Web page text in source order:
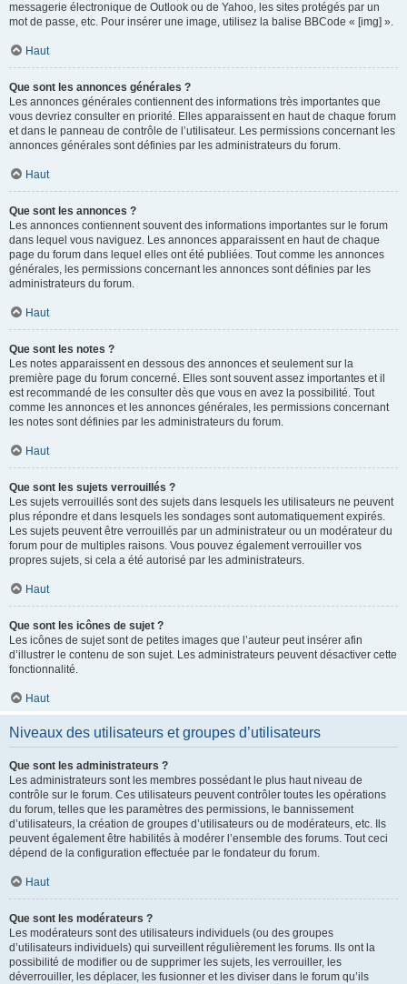
messagerie électronique de Outlook ou de Yahoo, les sites protégés par un
mot de passe, etc. Pour insérer une image, utilisez la balise BBCode « [img] ».
Haut
Que sont les annonces générales ?
Les annonces générales contiennent des informations très importantes que
vous devriez consulter en priorité. Elles apparaissent en haut de chaque forum
et dans le panneau de contrôle de l’utilisateur. Les permissions concernant les
annonces générales sont définies par les administrateurs du forum.
Haut
Que sont les annonces ?
Les annonces contiennent souvent des informations importantes sur le forum
dans lequel vous naviguez. Les annonces apparaissent en haut de chaque
page du forum dans lequel elles ont été publiées. Tout comme les annonces
générales, les permissions concernant les annonces sont définies par les
administrateurs du forum.
Haut
Que sont les notes ?
Les notes apparaissent en dessous des annonces et seulement sur la
première page du forum concerné. Elles sont souvent assez importantes et il
est recommandé de les consulter dès que vous en avez la possibilité. Tout
comme les annonces et les annonces générales, les permissions concernant
les notes sont définies par les administrateurs du forum.
Haut
Que sont les sujets verrouillés ?
Les sujets verrouillés sont des sujets dans lesquels les utilisateurs ne peuvent
plus répondre et dans lesquels les sondages sont automatiquement expirés.
Les sujets peuvent être verrouillés par un administrateur ou un modérateur du
forum pour de multiples raisons. Vous pouvez également verrouiller vos
propres sujets, si cela a été autorisé par les administrateurs.
Haut
Que sont les icônes de sujet ?
Les icônes de sujet sont de petites images que l’auteur peut insérer afin
d’illustrer le contenu de son sujet. Les administrateurs peuvent désactiver cette
fonctionnalité.
Haut
Niveaux des utilisateurs et groupes d’utilisateurs
Que sont les administrateurs ?
Les administrateurs sont les membres possédant le plus haut niveau de
contrôle sur le forum. Ces utilisateurs peuvent contrôler toutes les opérations
du forum, telles que les paramètres des permissions, le bannissement
d’utilisateurs, la création de groupes d’utilisateurs ou de modérateurs, etc. Ils
peuvent également être habilités à modérer l’ensemble des forums. Tout ceci
dépend de la configuration effectuée par le fondateur du forum.
Haut
Que sont les modérateurs ?
Les modérateurs sont des utilisateurs individuels (ou des groupes
d’utilisateurs individuels) qui surveillent régulièrement les forums. Ils ont la
possibilité de modifier ou de supprimer les sujets, les verrouiller, les
déverrouiller, les déplacer, les fusionner et les diviser dans le forum qu’ils